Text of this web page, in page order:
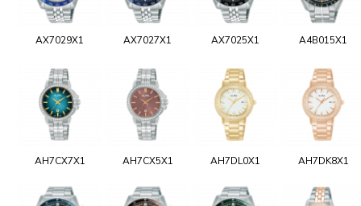
AX7029X1 AX7027X1 AX7025X1 A4B015X1
AH7CX7X1 AH7CX5X1 AH7DL0X1 AH7DK8X1